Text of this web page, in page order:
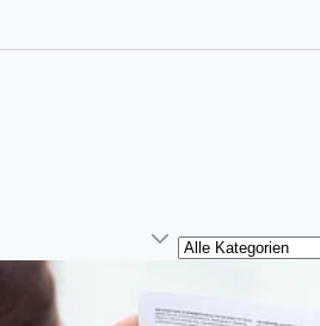
Kategorie